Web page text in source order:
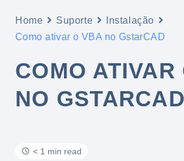
Home Suporte
Instalação
Como ativar o VBA no GstarCAD
COMO ATIVAR
NO GSTARCAD
< 1 min read